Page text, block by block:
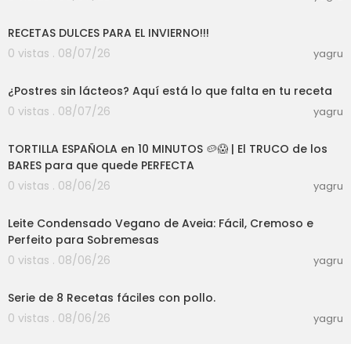
as.📲Web: www.antoniocarvajal.pro#RecetasS
aludables #PerderGrasa #Nutricion #RecetasF
itness #ComidaSaludable #EntrenamientoDeF
RECETAS DULCES PARA EL INVIERNO!!!
0 vistas . 08/07/26
yagru
¿Postres sin lácteos? Aquí está lo que falta en tu receta
0 vistas . 08/07/26
yagru
TORTILLA ESPAÑOLA en 10 MINUTOS 🥔😱 | El TRUCO de los
BARES para que quede PERFECTA
0 vistas . 08/06/26
yagru
Leite Condensado Vegano de Aveia: Fácil, Cremoso e
Perfeito para Sobremesas
0 vistas . 08/06/26
yagru
Serie de 8 Recetas fáciles con pollo.
0 vistas . 08/06/26
yagru